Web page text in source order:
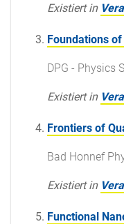
Existiert in
Foundations
DPG - Physics
Existiert in
Frontiers of
Bad Honnef
Existiert in
Functional